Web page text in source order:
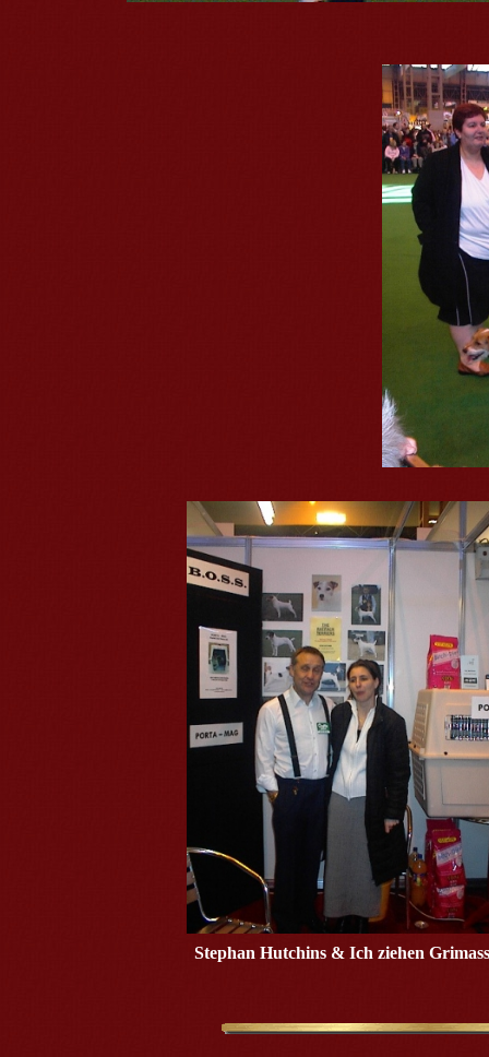
Stephan Hutchins & Ich ziehen